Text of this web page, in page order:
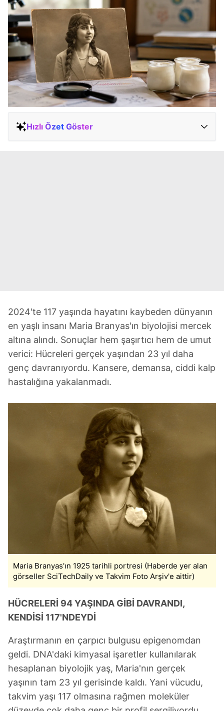
Hızlı Özet Göster
2024'te 117 yaşında hayatını kaybeden dünyanın
en yaşlı insanı Maria Branyas'ın biyolojisi mercek
altına alındı. Sonuçlar hem şaşırtıcı hem de umut
verici: Hücreleri gerçek yaşından 23 yıl daha
genç davranıyordu. Kansere, demansa, ciddi kalp
hastalığına yakalanmadı.
Maria Branyas'ın 1925 tarihli portresi (Haberde yer alan
görseller SciTechDaily ve Takvim Foto Arşiv'e aittir)
HÜCRELERİ 94 YAŞINDA GİBİ DAVRANDI,
KENDİSİ 117'NDEYDİ
Araştırmanın en çarpıcı bulgusu epigenomdan
geldi. DNA'daki kimyasal işaretler kullanılarak
hesaplanan biyolojik yaş, Maria'nın gerçek
yaşının tam 23 yıl gerisinde kaldı. Yani vücudu,
takvim yaşı 117 olmasına rağmen moleküler